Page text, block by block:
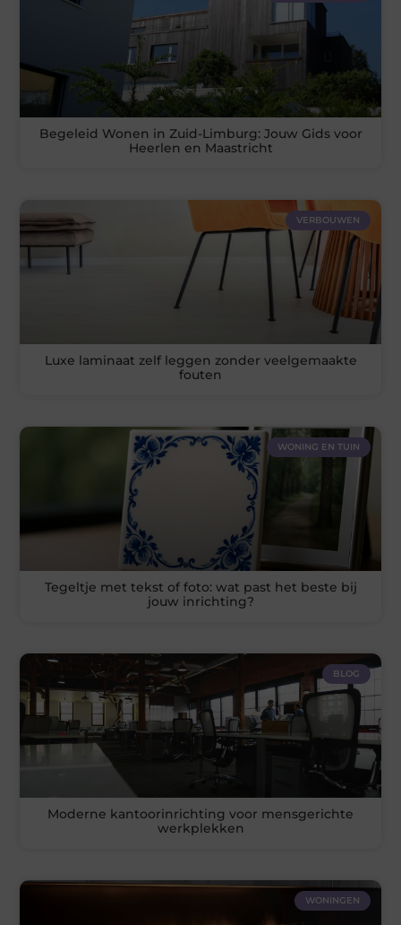
Begeleid Wonen in Zuid-Limburg: Jouw Gids voor
Heerlen en Maastricht
VERBOUWEN
Luxe laminaat zelf leggen zonder veelgemaakte
fouten
WONING EN TUIN
Tegeltje met tekst of foto: wat past het beste bij
jouw inrichting?
BLOG
Moderne kantoorinrichting voor mensgerichte
werkplekken
WONINGEN